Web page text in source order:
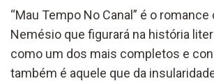
“Mau Tempo No Canal” é o
Nemésio que figurará na história
como um dos mais completos e
também é aquele que da